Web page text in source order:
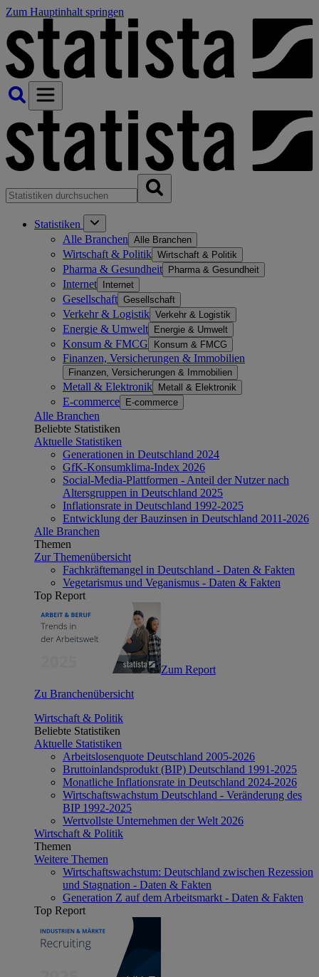
Zum Hauptinhalt springen
Statistiken
Alle Branchen Alle Branchen
Wirtschaft & Politik Wirtschaft & Politik
Pharma & Gesundheit Pharma & Gesundheit
Internet Internet
Gesellschaft Gesellschaft
Verkehr & Logistik Verkehr & Logistik
Energie & Umwelt Energie & Umwelt
Konsum & FMCG Konsum & FMCG
Finanzen, Versicherungen & Immobilien
Finanzen, Versicherungen & Immobilien
Metall & Elektronik Metall & Elektronik
E-commerce E-commerce
Alle Branchen
Beliebte Statistiken
Aktuelle Statistiken
Generationen in Deutschland 2024
GfK-Konsumklima-Index 2026
Social-Media-Plattformen - Anteil der Nutzer nach
Altersgruppen in Deutschland 2025
Inflationsrate in Deutschland 1992-2025
Entwicklung der Bauzinsen in Deutschland 2011-2026
Alle Branchen
Themen
Zur Themenübersicht
Fachkräftemangel in Deutschland - Daten & Fakten
Vegetarismus und Veganismus - Daten & Fakten
Top Report
Zum Report
Zu Branchenübersicht
Wirtschaft & Politik
Beliebte Statistiken
Aktuelle Statistiken
Arbeitslosenquote Deutschland 2005-2026
Bruttoinlandsprodukt (BIP) Deutschland 1991-2025
Monatliche Inflationsrate in Deutschland 2024-2026
Wirtschaftswachstum Deutschland - Veränderung des
BIP 1992-2025
Wertvollste Unternehmen der Welt 2026
Wirtschaft & Politik
Themen
Weitere Themen
Wirtschaftswachstum: Deutschland zwischen Rezession
und Stagnation - Daten & Fakten
Generation Z auf dem Arbeitsmarkt - Daten & Fakten
Top Report